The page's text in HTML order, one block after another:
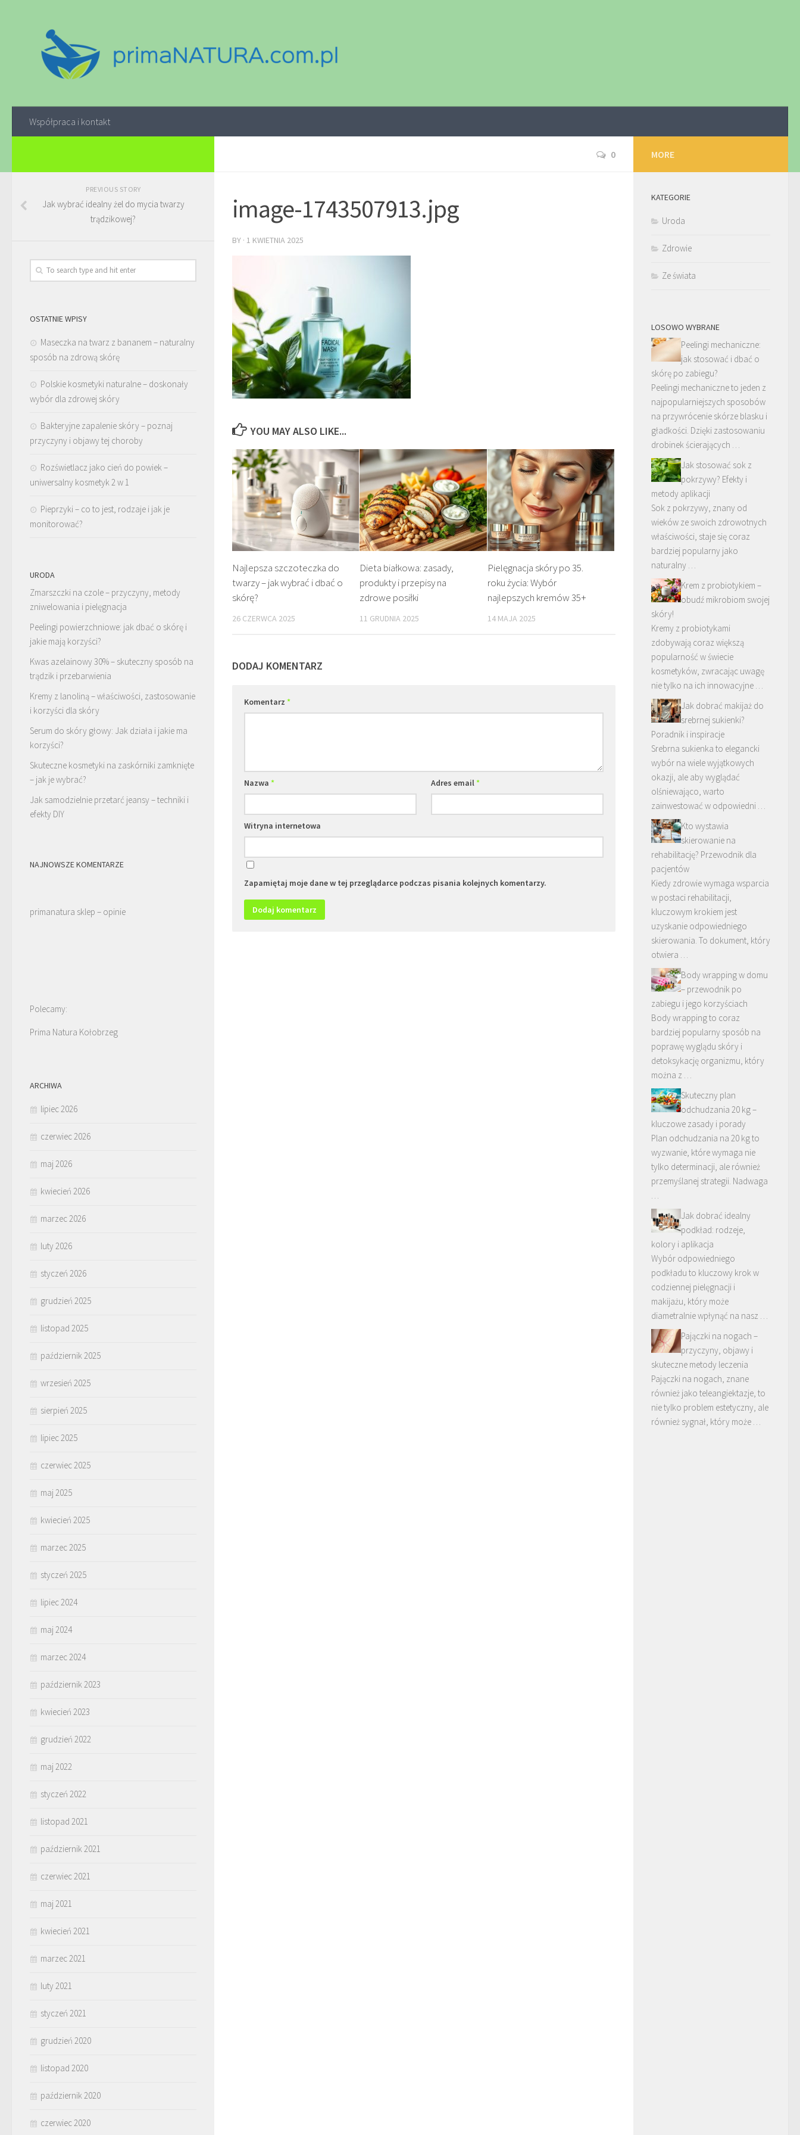
Współpraca i kontakt
0
image-1743507913.jpg
BY · 1 KWIETNIA 2025
YOU MAY ALSO LIKE...
Najlepsza szczoteczka do
twarzy – jak wybrać i dbać o
skórę?
26 CZERWCA 2025
Dieta białkowa: zasady,
produkty i przepisy na
zdrowe posiłki
11 GRUDNIA 2025
Pielęgnacja skóry po 35.
roku życia: Wybór
najlepszych kremów 35+
14 MAJA 2025
DODAJ KOMENTARZ
Komentarz *
Nazwa * Adres email*
Witryna internetowa
Zapamiętaj moje dane w tej przeglądarce podczas pisania kolejnych komentarzy.
PREVIOUS STORY
Jak wybrać idealny żel do mycia twarzy
trądzikowej?
OSTATNIE WPISY
Maseczka na twarz z bananem – naturalny
sposób na zdrową skórę
Polskie kosmetyki naturalne – doskonały
wybór dla zdrowej skóry
Bakteryjne zapalenie skóry – poznaj
przyczyny i objawy tej choroby
Rozświetlacz jako cień do powiek –
uniwersalny kosmetyk 2 w 1
Pieprzyki – co to jest, rodzaje i jak je
monitorować?
URODA
Zmarszczki na czole – przyczyny, metody
zniwelowania i pielęgnacja
Peelingi powierzchniowe: jak dbać o skórę i
jakie mają korzyści?
Kwas azelainowy 30% – skuteczny sposób na
trądzik i przebarwienia
Kremy z lanoliną – właściwości, zastosowanie
i korzyści dla skóry
Serum do skóry głowy: Jak działa i jakie ma
korzyści?
Skuteczne kosmetyki na zaskórniki zamknięte
– jak je wybrać?
Jak samodzielnie przetarć jeansy – techniki i
efekty DIY
NAJNOWSZE KOMENTARZE
primanatura sklep – opinie
Polecamy:
Prima Natura Kołobrzeg
ARCHIWA
lipiec 2026
czerwiec 2026
maj 2026
kwiecień 2026
marzec 2026
luty 2026
styczeń 2026
grudzień 2025
listopad 2025
październik 2025
wrzesień 2025
sierpień 2025
lipiec 2025
czerwiec 2025
maj 2025
kwiecień 2025
marzec 2025
styczeń 2025
lipiec 2024
maj 2024
marzec 2024
październik 2023
kwiecień 2023
grudzień 2022
maj 2022
styczeń 2022
listopad 2021
październik 2021
czerwiec 2021
maj 2021
kwiecień 2021
marzec 2021
luty 2021
styczeń 2021
grudzień 2020
listopad 2020
październik 2020
czerwiec 2020
MORE
KATEGORIE
Uroda
Zdrowie
Ze świata
LOSOWO WYBRANE
Peelingi mechaniczne:
jak stosować i dbać o
skórę po zabiegu?
Peelingi mechaniczne to jeden z
najpopularniejszych sposobów
na przywrócenie skórze blasku i
gładkości. Dzięki zastosowaniu
drobinek ścierających …
Jak stosować sok z
pokrzywy? Efekty i
metody aplikacji
Sok z pokrzywy, znany od
wieków ze swoich zdrowotnych
właściwości, staje się coraz
bardziej popularny jako
naturalny …
Krem z probiotykiem –
obudź mikrobiom swojej
skóry!
Kremy z probiotykami
zdobywają coraz większą
popularność w świecie
kosmetyków, zwracając uwagę
nie tylko na ich innowacyjne …
Jak dobrać makijaż do
srebrnej sukienki?
Poradnik i inspiracje
Srebrna sukienka to elegancki
wybór na wiele wyjątkowych
okazji, ale aby wyglądać
olśniewająco, warto
zainwestować w odpowiedni …
Kto wystawia
skierowanie na
rehabilitację? Przewodnik dla
pacjentów
Kiedy zdrowie wymaga wsparcia
w postaci rehabilitacji,
kluczowym krokiem jest
uzyskanie odpowiedniego
skierowania. To dokument, który
otwiera …
Body wrapping w domu
– przewodnik po
zabiegu i jego korzyściach
Body wrapping to coraz
bardziej popularny sposób na
poprawę wyglądu skóry i
detoksykację organizmu, który
można z …
Skuteczny plan
odchudzania 20 kg –
kluczowe zasady i porady
Plan odchudzania na 20 kg to
wyzwanie, które wymaga nie
tylko determinacji, ale również
przemyślanej strategii. Nadwaga
…
Jak dobrać idealny
podkład: rodzeje,
kolory i aplikacja
Wybór odpowiedniego
podkładu to kluczowy krok w
codziennej pielęgnacji i
makijażu, który może
diametralnie wpłynąć na nasz …
Pajączki na nogach –
przyczyny, objawy i
skuteczne metody leczenia
Pajączki na nogach, znane
również jako teleangiektazje, to
nie tylko problem estetyczny, ale
również sygnał, który może …